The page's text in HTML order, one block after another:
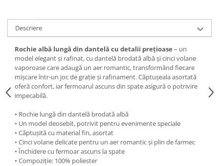
Descriere
Rochie albă lungă din dantelă cu detalii prețioase – un
model elegant și rafinat, cu dantelă brodată albă și cinci volane
vaporoase care adaugă un aer romantic, transformând fiecare
mișcare într-un joc de grație și rafinament. Căptușeala asortată
oferă confort, iar fermoarul ascuns din spate asigură o potrivire
impecabilă.
• Rochie lungă din dantelă brodată albă
• Un model deosebit, potrivit pentru evenimente speciale
• Căptușită cu material fin, asortat
• Cinci volane delicate pentru un aer romantic și plin de farmec
• Închidere cu fermoar ascuns la spate
• Compoziție: 100% poliester